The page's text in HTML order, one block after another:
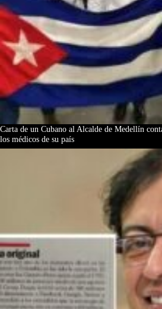
Carta de un Cubano al Alcalde de Medellín
los médicos de su país